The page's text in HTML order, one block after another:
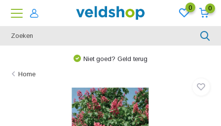
0 0
Niet goed? Geld terug
Home